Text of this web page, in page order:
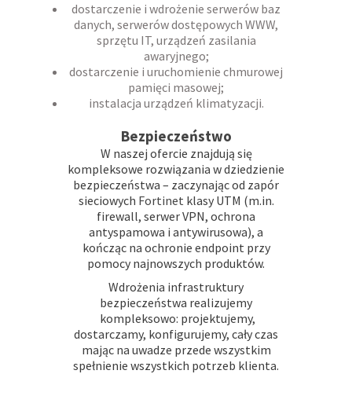
dostarczenie i wdrożenie serwerów baz
danych, serwerów dostępowych WWW,
sprzętu IT, urządzeń zasilania
awaryjnego;
dostarczenie i uruchomienie chmurowej
pamięci masowej;
instalacja urządzeń klimatyzacji.
Bezpieczeństwo
W naszej ofercie znajdują się
kompleksowe rozwiązania w dziedzienie
bezpieczeństwa – zaczynając od zapór
sieciowych Fortinet klasy UTM (m.in.
firewall, serwer VPN, ochrona
antyspamowa i antywirusowa), a
kończąc na ochronie endpoint przy
pomocy najnowszych produktów.
Wdrożenia infrastruktury
bezpieczeństwa realizujemy
kompleksowo: projektujemy,
dostarczamy, konfigurujemy, cały czas
mając na uwadze przede wszystkim
spełnienie wszystkich potrzeb klienta.